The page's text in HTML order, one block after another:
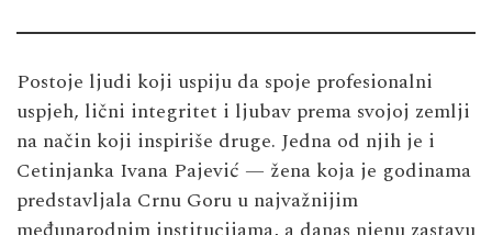
Postoje ljudi koji uspiju da spoje profesionalni
uspjeh, lični integritet i ljubav prema svojoj zemlji
na način koji inspiriše druge. Jedna od njih je i
Cetinjanka Ivana Pajević — žena koja je godinama
predstavljala Crnu Goru u najvažnijim